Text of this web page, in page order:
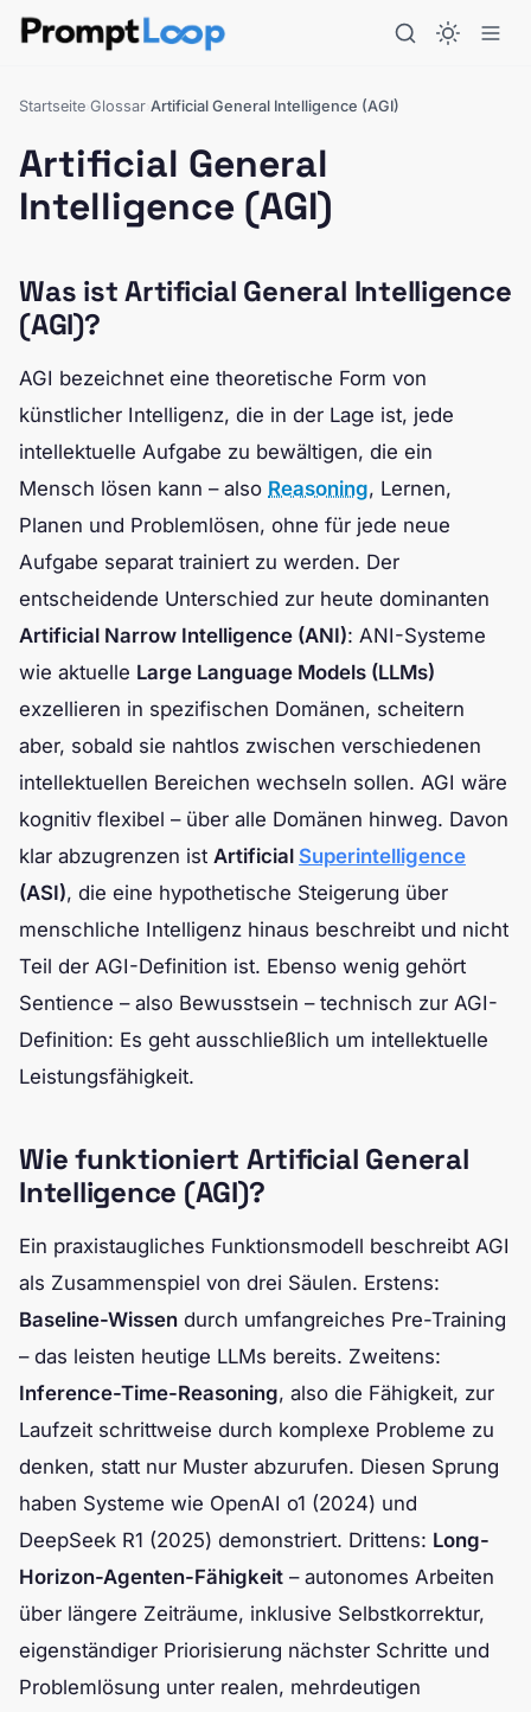
Startseite Glossar Artificial General Intelligence (AGI)
Artificial General
Intelligence (AGI)
Was ist Artificial General Intelligence
(AGI)?
AGI bezeichnet eine theoretische Form von
künstlicher Intelligenz, die in der Lage ist, jede
intellektuelle Aufgabe zu bewältigen, die ein
Mensch lösen kann – also Reasoning, Lernen,
Planen und Problemlösen, ohne für jede neue
Aufgabe separat trainiert zu werden. Der
entscheidende Unterschied zur heute dominanten
Artificial Narrow Intelligence (ANI): ANI-Systeme
wie aktuelle Large Language Models (LLMs)
exzellieren in spezifischen Domänen, scheitern
aber, sobald sie nahtlos zwischen verschiedenen
intellektuellen Bereichen wechseln sollen. AGI wäre
kognitiv flexibel – über alle Domänen hinweg. Davon
klar abzugrenzen ist Artificial Superintelligence
(ASI), die eine hypothetische Steigerung über
menschliche Intelligenz hinaus beschreibt und nicht
Teil der AGI-Definition ist. Ebenso wenig gehört
Sentience – also Bewusstsein – technisch zur AGI-
Definition: Es geht ausschließlich um intellektuelle
Leistungsfähigkeit.
Wie funktioniert Artificial General
Intelligence (AGI)?
Ein praxistaugliches Funktionsmodell beschreibt AGI
als Zusammenspiel von drei Säulen. Erstens:
Baseline-Wissen durch umfangreiches Pre-Training
– das leisten heutige LLMs bereits. Zweitens:
Inference-Time-Reasoning, also die Fähigkeit, zur
Laufzeit schrittweise durch komplexe Probleme zu
denken, statt nur Muster abzurufen. Diesen Sprung
haben Systeme wie OpenAI o1 (2024) und
DeepSeek R1 (2025) demonstriert. Drittens: Long-
Horizon-Agenten-Fähigkeit – autonomes Arbeiten
über längere Zeiträume, inklusive Selbstkorrektur,
eigenständiger Priorisierung nächster Schritte und
Problemlösung unter realen, mehrdeutigen